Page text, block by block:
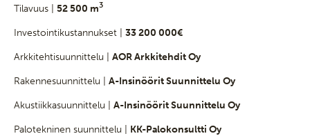
Tilavuus | 52 500 m3
Investointikustannukset | 33 200 000€
Arkkitehtisuunnittelu | AOR Arkkitehdit Oy
Rakennesuunnittelu | A-Insinöörit Suunnittelu Oy
Akustiikkasuunnittelu | A-Insinöörit Suunnittelu Oy
Palotekninen suunnittelu | KK-Palokonsultti Oy